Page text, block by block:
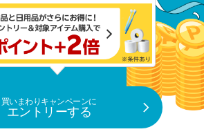
買いまわりキャンペーンに
エントリーする